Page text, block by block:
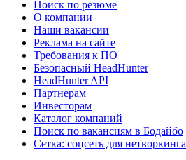
Поиск по резюме
О компании
Наши вакансии
Реклама на сайте
Требования к ПО
Безопасный HeadHunter
HeadHunter API
Партнерам
Инвесторам
Каталог компаний
Поиск по вакансиям в Бодайбо
Сетка: соцсеть для нетворкинга